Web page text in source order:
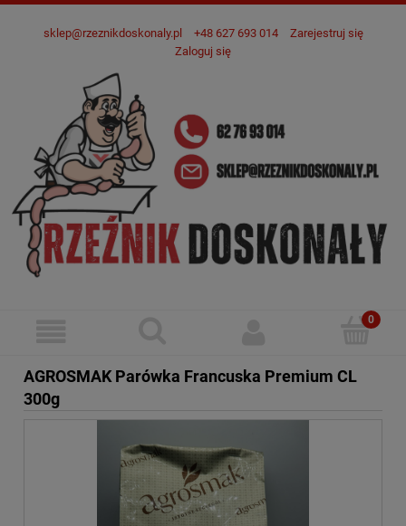
sklep@rzeznikdoskonaly.pl +48 627 693 014
Zarejestruj się
Zaloguj się
AGROSMAK Parówka Francuska Premium CL
300g